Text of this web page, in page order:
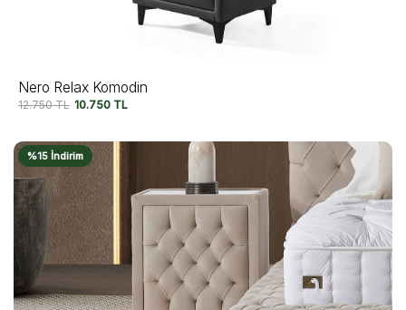
Nero Relax Komodin
12.750TL 10.750 TL
%15 İndirim